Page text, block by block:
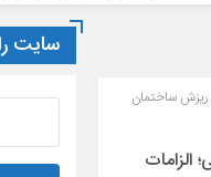
ساختمان
سایت